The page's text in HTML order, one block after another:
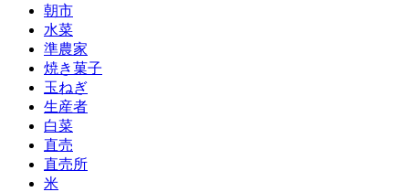
朝市
水菜
準農家
焼き菓子
玉ねぎ
生産者
白菜
直売
直売所
米